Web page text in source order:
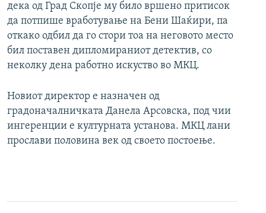
дека од Град Скопје му било вршено притисок
да потпише вработување на Бени Шаќири, па
откако одбил да го стори тоа на неговото место
бил поставен дипломираниот детектив, со
неколку дена работно искуство во МКЦ.
Новиот директор е назначен од
градоначалничката Данела Арсовска, под чии
ингеренции е културната установа. МКЦ лани
прослави половина век од своето постоење.